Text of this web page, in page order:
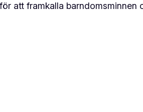
att framkalla barndomsminnen